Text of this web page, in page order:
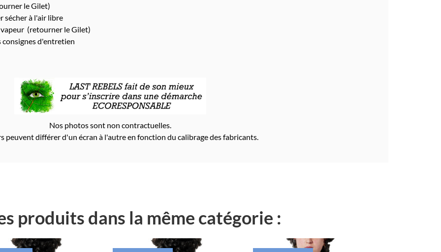
le Gilet)
sécher à l'air libre
vapeur (retourner le Gilet)
consignes d'entretien
Nos photos sont non contractuelles.
peuvent différer d'un écran à l'autre en fonction du calibrage des fabricants.
produits dans la même catégorie :